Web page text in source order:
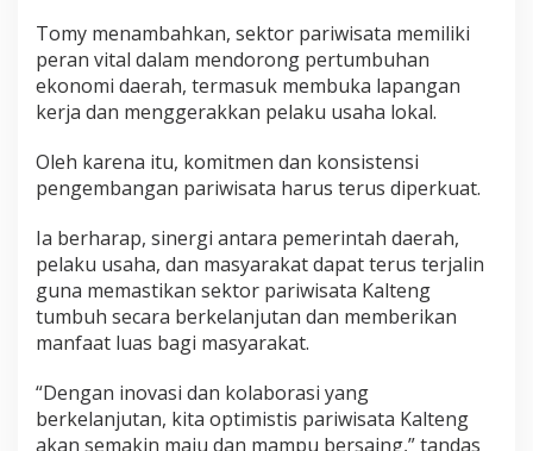
Tomy menambahkan, sektor pariwisata memiliki
peran vital dalam mendorong pertumbuhan
ekonomi daerah, termasuk membuka lapangan
kerja dan menggerakkan pelaku usaha lokal.
Oleh karena itu, komitmen dan konsistensi
pengembangan pariwisata harus terus diperkuat.
Ia berharap, sinergi antara pemerintah daerah,
pelaku usaha, dan masyarakat dapat terus terjalin
guna memastikan sektor pariwisata Kalteng
tumbuh secara berkelanjutan dan memberikan
manfaat luas bagi masyarakat.
“Dengan inovasi dan kolaborasi yang
berkelanjutan, kita optimistis pariwisata Kalteng
akan semakin maju dan mampu bersaing,” tandas